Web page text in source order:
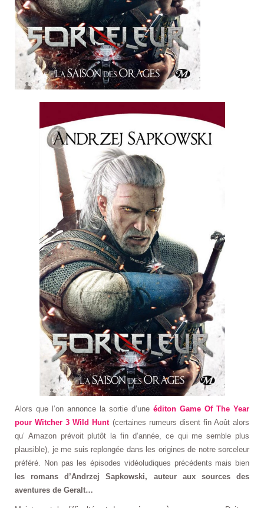
Alors que l’on annonce la sortie d’une éditon Game Of The Year
pour Witcher 3 Wild Hunt(certaines rumeurs disent fin Août alors
qu’ Amazon prévoit plutôt la fin d’année, ce qui me semble plus
plausible), je me suis replongée dans les origines de notre sorceleur
préféré. Non pas les épisodes vidéoludiques précédents mais bien
es romans d’Andrzej Sapkowski, auteur aux sources des
aventures de Geralt…